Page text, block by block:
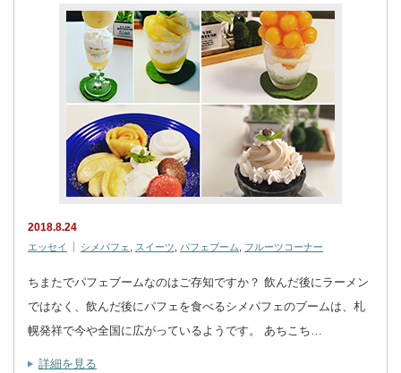
2018.8.24
エッセイ シメパフェ スイーツ パフェブーム フルーツコーナー
ちまたでパフェブームなのはご存知ですか？ 飲んだ後にラーメン
ではなく、飲んだ後にパフェを食べるシメパフェのブームは、札
幌発祥で今や全国に広がっているようです。 あちこち…
詳細を見る